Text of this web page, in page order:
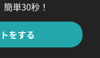
単30秒！
をする